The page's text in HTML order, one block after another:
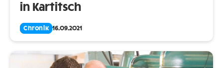
in Kartitsch
Chronik 16.09.2021